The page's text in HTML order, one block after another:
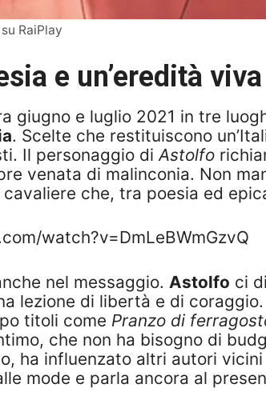
RaiPlay
e un’eredità viva
giugno e luglio 2021 in tre
. Scelte che restituiscono
Il personaggio diAstolfo
venata di malinconia. Non
che, tra poesia ed
watch?v=DmLeBWmGzvQ
nel messaggio. Astolfo ci
lezione di libertà e di
titoli come Pranzo di
che non ha bisogno di
ha influenzato altri autori
mode e parla ancora al